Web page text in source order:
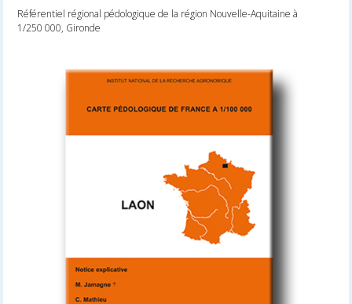
Référentiel régional pédologique de la région Nouvelle-Aquitaine à
1/250 000, Gironde